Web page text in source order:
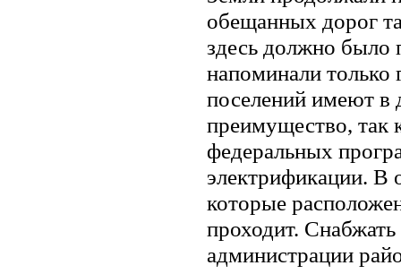
обещанных дорог
здесь должно было
напоминали только
поселений имеют в
преимущество, так
федеральных
электрификации. В
которые
проходит.
администрации